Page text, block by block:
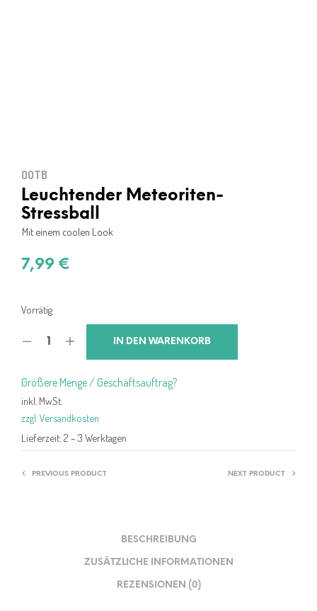
OOTB
Leuchtender Meteoriten-
Stressball
Mit einem coolen Look
7,99 €
Vorrätig
IN DEN WARENKORB
Größere Menge / Geschäftsauftrag?
inkl. MwSt.
zzgl. Versandkosten
Lieferzeit: 2 – 3 Werktagen
PREVIOUS PRODUCT NEXT PRODUCT
BESCHREIBUNG
ZUSÄTZLICHE INFORMATIONEN
REZENSIONEN (0)